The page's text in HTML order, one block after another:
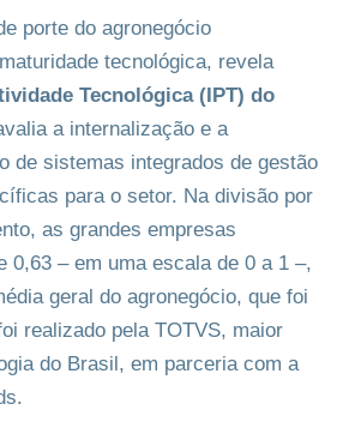
porte do agronegócio
tecnológica, revela
Tecnológica (IPT) do
a internalização e a
de sistemas integrados de gestão
para o setor. Na divisão por
as grandes empresas
0,63 – em uma escala de 0 a 1 –,
geral do agronegócio, que foi
realizado pela TOTVS, maior
do Brasil, em parceria com a